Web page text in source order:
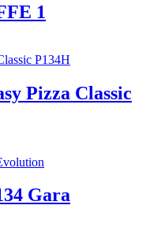
1
Pizza Classic
Gara